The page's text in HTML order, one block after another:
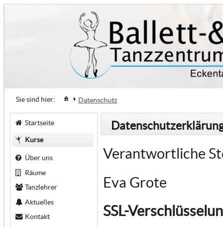
Sie sind hier: Datenschutz
Startseite
Kurse
Über uns
Räume
Tanzlehrer
Aktuelles
Kontakt
Verantwortliche
Eva Grote
SSL-